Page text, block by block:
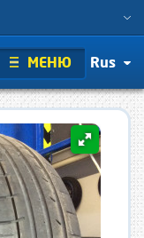
МЕНЮ Rus